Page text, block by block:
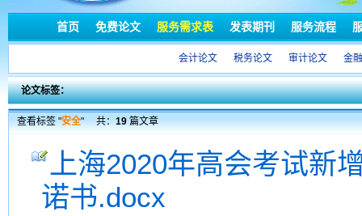
首页 免费论文 服务需求表 发表期刊 服务流程
会计论文 税务论文 审计论文 金
论文标签：
查看标签 "安全" 共：19篇文章
上海2020年高会考试新
诺书.docx